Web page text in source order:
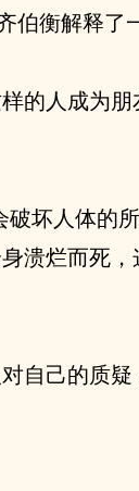
伯衡解释了
的人成为朋
破坏人体的
溃烂而死
自己的质